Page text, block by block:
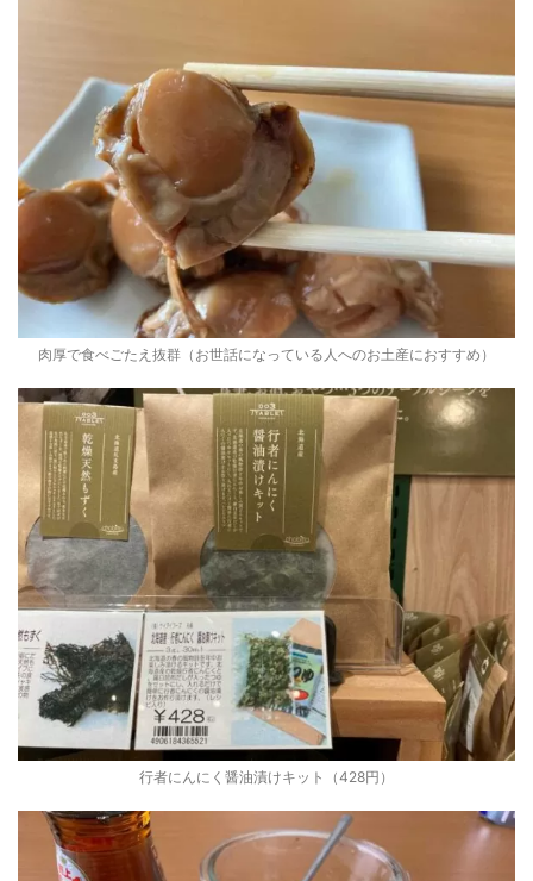
肉厚で食べごたえ抜群（お世話になっている人へのお土産におすすめ）
行者にんにく醤油漬けキット（428円）